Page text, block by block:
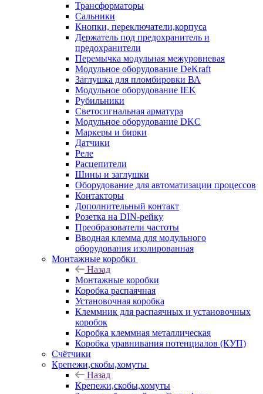
Трансформаторы
Сальники
Кнопки, переключатели,корпуса
Держатель под предохранитель и
предохранители
Перемычка модульная межуровневая
Модульное оборудование DeKraft
Заглушка для пломбировки ВА
Модульное оборудование IEK
Рубильники
Светосигнальная арматура
Модульное оборудование DKC
Маркеры и бирки
Датчики
Реле
Расцепители
Шины и заглушки
Оборудование для автоматизации процессов
Контакторы
Дополнительный контакт
Розетка на DIN-рейку
Преобразователи частоты
Вводная клемма для модульного
оборудования изолированная
Монтажные коробки
Назад
Монтажные коробки
Коробка распаячная
Установочная коробка
Клеммник для распаячных и установочных
коробок
Коробка клеммная металлическая
Коробка уравнивания потенциалов (КУП)
Счётчики
Крепежи,скобы,хомуты
Назад
Крепежи,скобы,хомуты